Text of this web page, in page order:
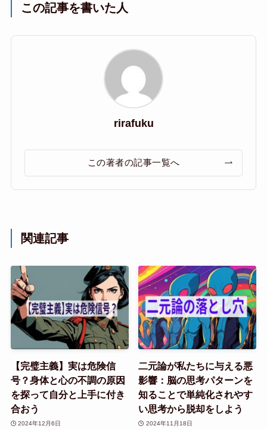
この記事を書いた人
rirafuku
この著者の記事一覧へ
関連記事
【完璧主義】実は危険信
号？身体と心の不調の原因
を探って自分と上手に付き
合おう
2024年12月6日
二元論が私たちに与える悪
影響：脳の思考パターンを
知ることで単純化されやす
い思考から脱却をしよう
2024年11月18日